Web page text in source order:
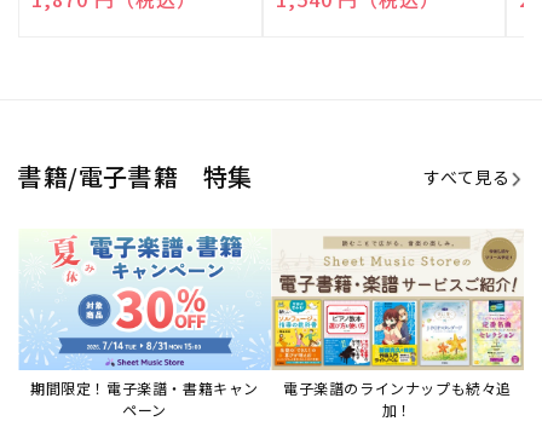
元:
元:
元:
書籍/電子書籍 特集 すべて見る
期間限定！電子楽譜・書籍キャン
ペーン
電子楽譜のラインナップも続々追
加！